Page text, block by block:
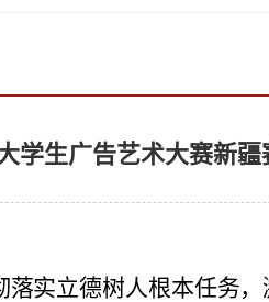
学生广告艺术大赛新
落实立德树人根本任务，